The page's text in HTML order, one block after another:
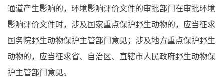
通道产生影响的，环境影响评价文件的审批部门在审批环境
影响评价文件时，涉及国家重点保护野生动物的，应当征求
国务院野生动物保护主管部门意见；涉及地方重点保护野生
动物的，应当征求省、自治区、直辖市人民政府野生动物保
护主管部门意见。